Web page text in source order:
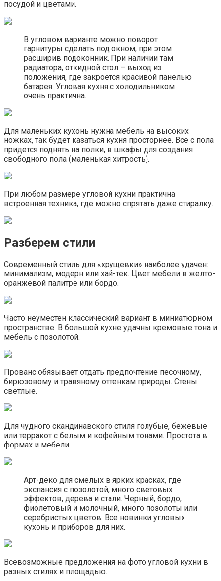
посудой и цветами.
В угловом варианте можно поворот
гарнитуры сделать под окном, при этом
расширив подоконник. При наличии там
радиатора, откидной стол – выход из
положения, где закроется красивой панелью
батарея. Угловая кухня с холодильником
очень практична.
Для маленьких кухонь нужна мебель на высоких
ножках, так будет казаться кухня просторнее. Все с пола
придется поднять на полки, в шкафы для создания
свободного пола (маленькая хитрость).
При любом размере угловой кухни практична
встроенная техника, где можно спрятать даже стиралку.
Разберем стили
Современный стиль для «хрущевки» наиболее удачен:
минимализм, модерн или хай-тек. Цвет мебели в желто-
оранжевой палитре или бордо.
Часто неуместен классический вариант в миниатюрном
пространстве. В большой кухне удачны кремовые тона и
мебель с позолотой.
Прованс обязывает отдать предпочтение песочному,
бирюзовому и травяному оттенкам природы. Стены
светлые.
Для чудного скандинавского стиля голубые, бежевые
или терракот с белым и кофейным тонами. Простота в
формах и мебели.
Арт-деко для смелых в ярких красках, где
экспансия с позолотой, много световых
эффектов, дерева и стали. Черный, бордо,
фиолетовый и молочный, много позолоты или
серебристых цветов. Все новинки угловых
кухонь и приборов для них.
Всевозможные предложения на фото угловой кухни в
разных стилях и площадью.